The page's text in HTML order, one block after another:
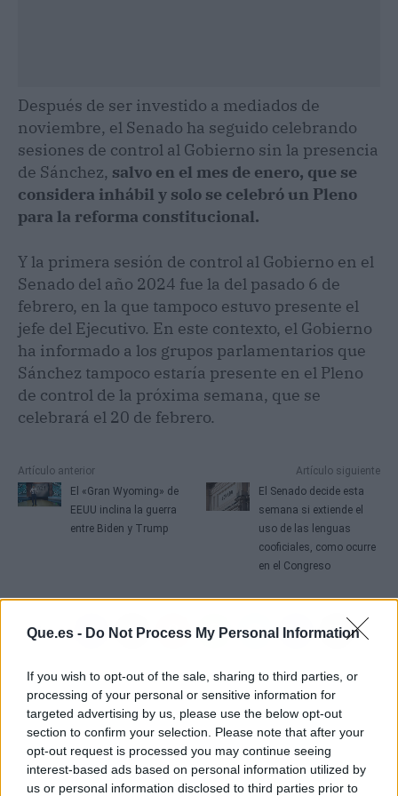
Que.es - Do Not Process My Personal Information
If you wish to opt-out of the sale, sharing to third parties, or
processing of your personal or sensitive information for
targeted advertising by us, please use the below opt-out
section to confirm your selection. Please note that after your
opt-out request is processed you may continue seeing
interest-based ads based on personal information utilized by
us or personal information disclosed to third parties prior to
Después de ser investido a mediados de
noviembre, el Senado ha seguido celebrando
sesiones de control al Gobierno sin la presencia
de Sánchez, salvo en el mes de enero, que se
considera inhábil y solo se celebró un Pleno
para la reforma constitucional.
Y la primera sesión de control al Gobierno en el
Senado del año 2024 fue la del pasado 6 de
febrero, en la que tampoco estuvo presente el
jefe del Ejecutivo. En este contexto, el Gobierno
ha informado a los grupos parlamentarios que
Sánchez tampoco estaría presente en el Pleno
de control de la próxima semana, que se
celebrará el 20 de febrero.
Artículo anterior
El «Gran Wyoming» de
EEUU inclina la guerra
entre Biden y Trump
Artículo siguiente
El Senado decide esta
semana si extiende el
uso de las lenguas
cooficiales, como ocurre
en el Congreso